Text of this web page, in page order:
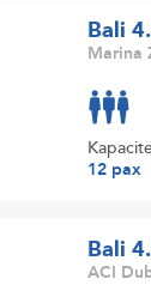
Bali
Marina
12 pax
Bali
ACI